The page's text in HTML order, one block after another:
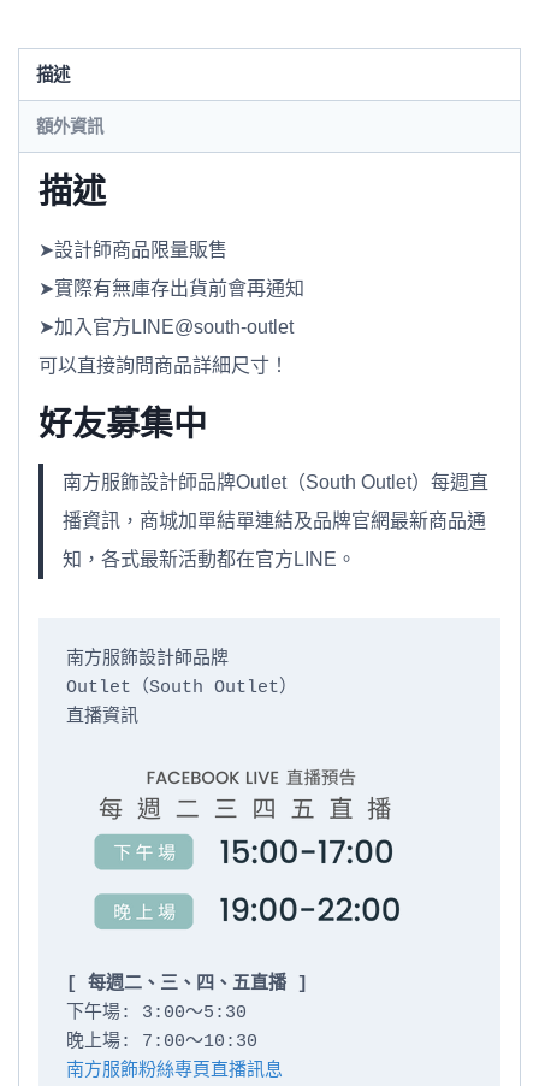
描述
額外資訊
描述
➤設計師商品限量販售
➤實際有無庫存出貨前會再通知
➤加入官方LINE@south-outlet
可以直接詢問商品詳細尺寸！
好友募集中
南方服飾設計師品牌Outlet（South Outlet）每週直
播資訊，商城加單結單連結及品牌官網最新商品通
知，各式最新活動都在官方LINE。
南方服飾設計師品牌
Outlet（South Outlet）
直播資訊
[ 每週二、三、四、五直播 ]
下午場: 3:00～5:30
南方服飾粉絲專頁直播訊息